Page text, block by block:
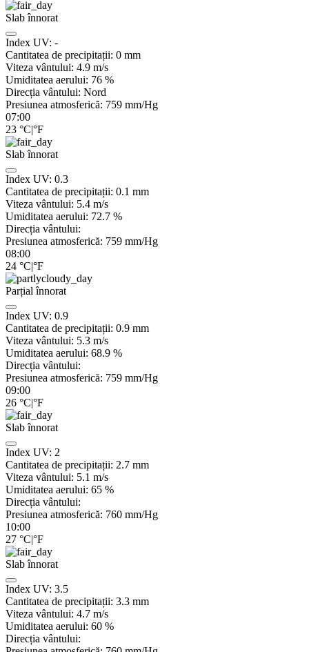
Slab înnorat
Index UV: -
Cantitatea de precipitații: 0 mm
Viteza vântului: 4.9 m/s
Umiditatea aerului: 76 %
Direcția vântului: Nord
Presiunea atmosferică: 759 mm/Hg
07:00
23 °C|°F
Slab înnorat
Index UV: 0.3
Cantitatea de precipitații: 0.1 mm
Viteza vântului: 5.4 m/s
Umiditatea aerului: 72.7 %
Direcția vântului:
Presiunea atmosferică: 759 mm/Hg
08:00
24 °C|°F
Parțial înnorat
Index UV: 0.9
Cantitatea de precipitații: 0.9 mm
Viteza vântului: 5.3 m/s
Umiditatea aerului: 68.9 %
Direcția vântului:
Presiunea atmosferică: 759 mm/Hg
09:00
26 °C|°F
Slab înnorat
Index UV: 2
Cantitatea de precipitații: 2.7 mm
Viteza vântului: 5.1 m/s
Umiditatea aerului: 65 %
Direcția vântului:
Presiunea atmosferică: 760 mm/Hg
10:00
27 °C|°F
Slab înnorat
Index UV: 3.5
Cantitatea de precipitații: 3.3 mm
Viteza vântului: 4.7 m/s
Umiditatea aerului: 60 %
Direcția vântului: